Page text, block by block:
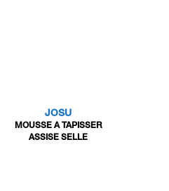
JOSU
MOUSSE A TAPISSER
ASSISE SELLE